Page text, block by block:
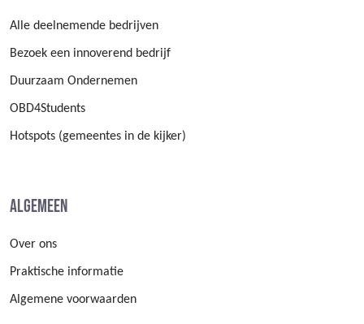
Alle deelnemende bedrijven
Bezoek een innoverend bedrijf
Duurzaam Ondernemen
OBD4Students
Hotspots (gemeentes in de kijker)
Algemeen
Over ons
Praktische informatie
Algemene voorwaarden